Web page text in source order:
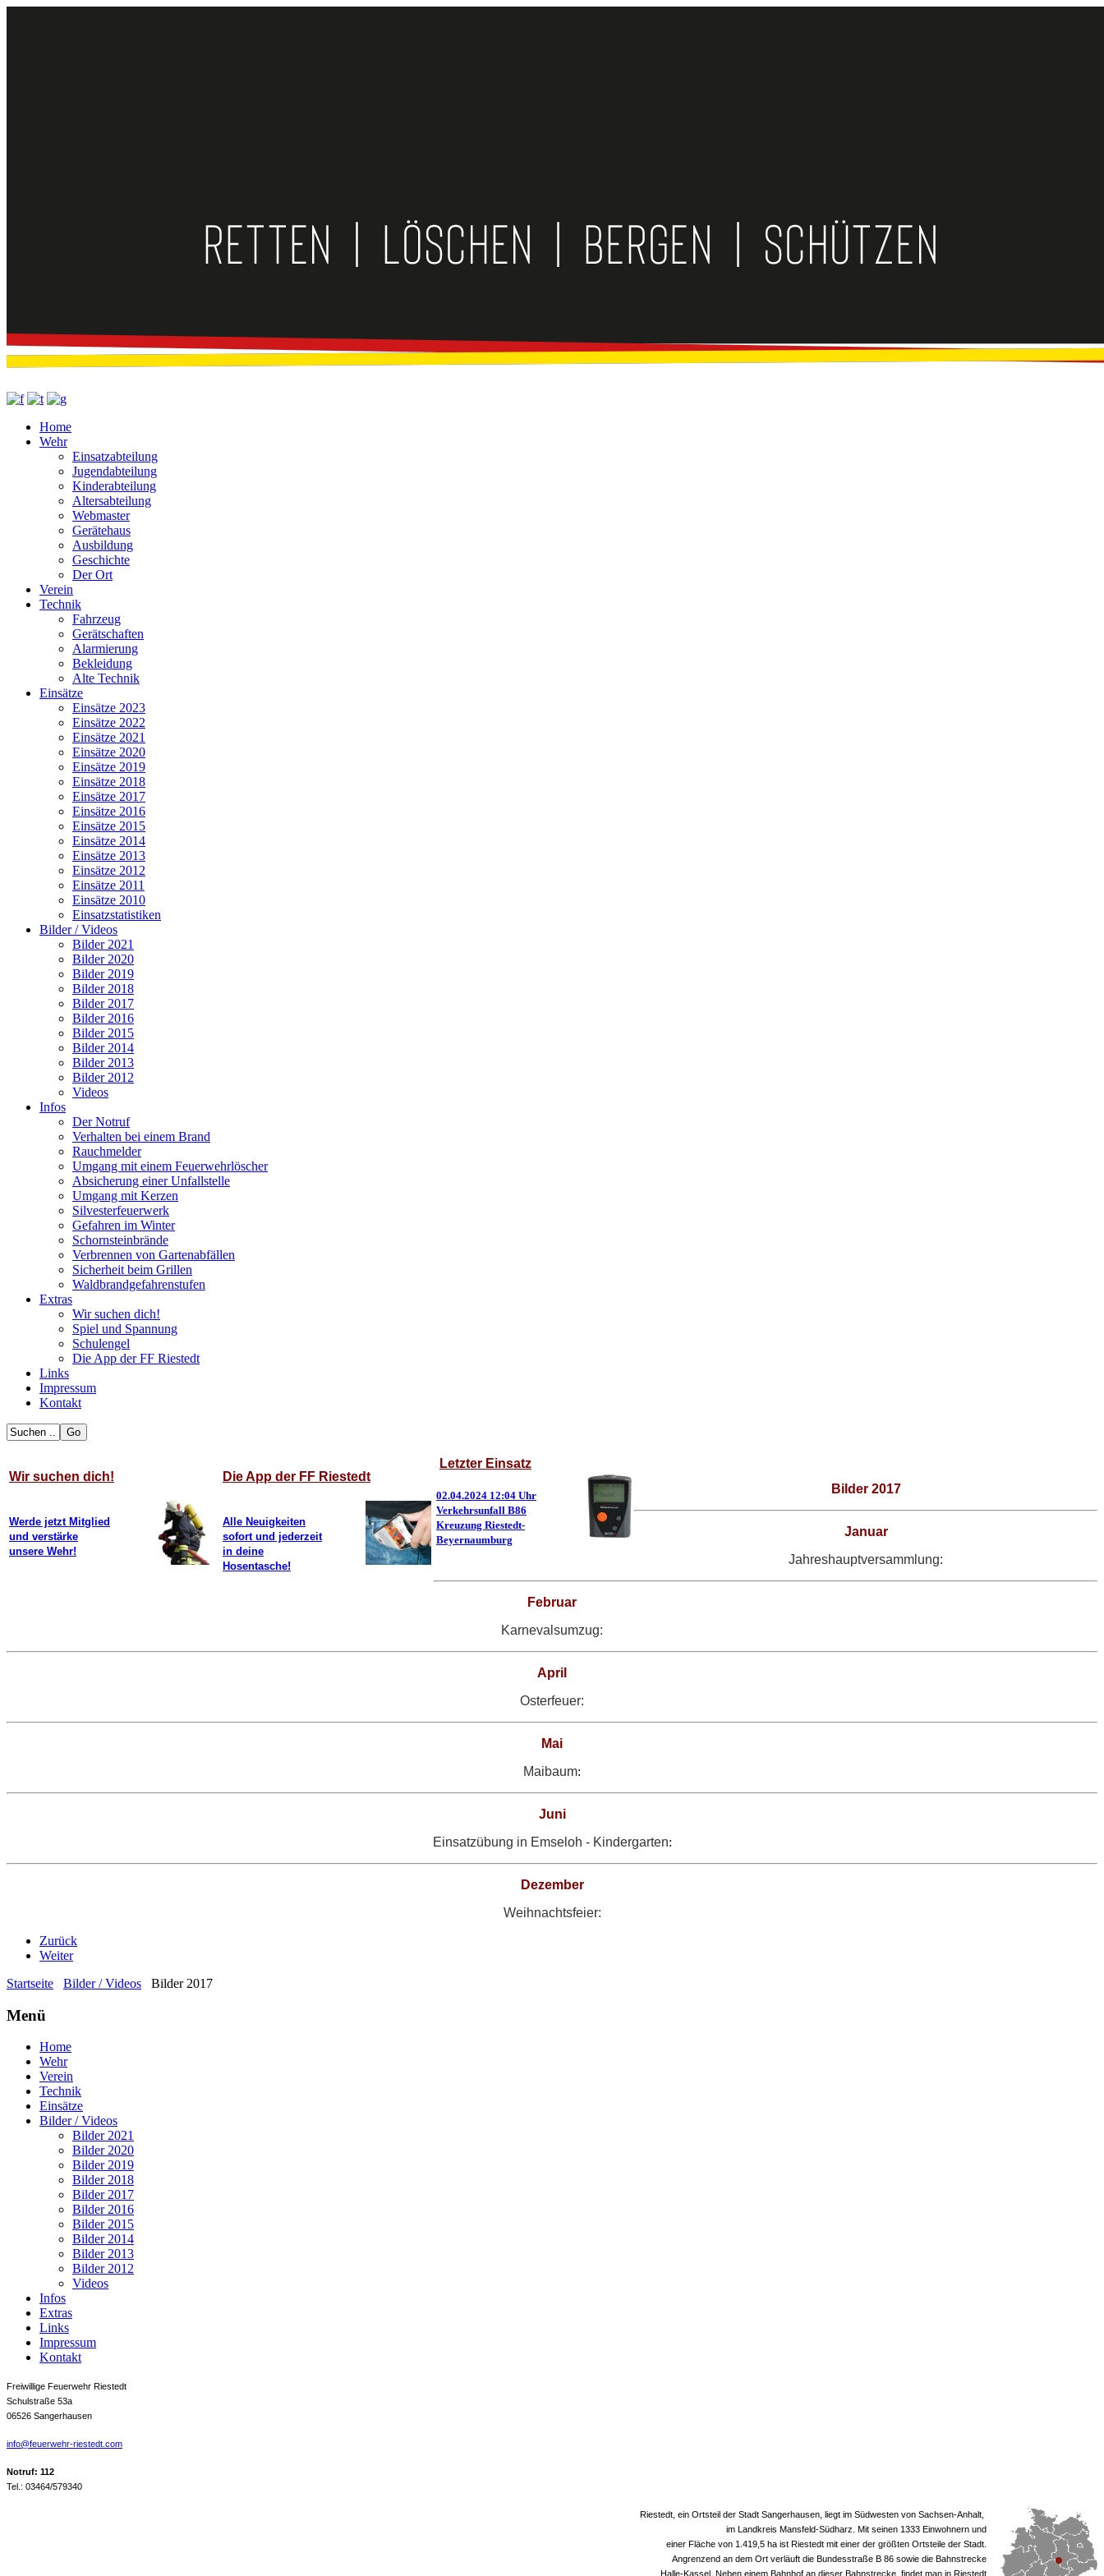
Home
Wehr
Einsatzabteilung
Jugendabteilung
Kinderabteilung
Altersabteilung
Webmaster
Gerätehaus
Ausbildung
Geschichte
Der Ort
Verein
Technik
Fahrzeug
Gerätschaften
Alarmierung
Bekleidung
Alte Technik
Einsätze
Einsätze 2023
Einsätze 2022
Einsätze 2021
Einsätze 2020
Einsätze 2019
Einsätze 2018
Einsätze 2017
Einsätze 2016
Einsätze 2015
Einsätze 2014
Einsätze 2013
Einsätze 2012
Einsätze 2011
Einsätze 2010
Einsatzstatistiken
Bilder / Videos
Bilder 2021
Bilder 2020
Bilder 2019
Bilder 2018
Bilder 2017
Bilder 2016
Bilder 2015
Bilder 2014
Bilder 2013
Bilder 2012
Videos
Infos
Der Notruf
Verhalten bei einem Brand
Rauchmelder
Umgang mit einem Feuerwehrlöscher
Absicherung einer Unfallstelle
Umgang mit Kerzen
Silvesterfeuerwerk
Gefahren im Winter
Schornsteinbrände
Verbrennen von Gartenabfällen
Sicherheit beim Grillen
Waldbrandgefahrenstufen
Extras
Wir suchen dich!
Spiel und Spannung
Schulengel
Die App der FF Riestedt
Links
Impressum
Kontakt
Wir suchen dich!
Werde jetzt Mitglied
und verstärke
unsere Wehr!
Die App der FF Riestedt
Alle Neuigkeiten
sofort und jederzeit
in deine
Hosentasche!
Letzter Einsatz
02.04.2024 12:04 Uhr
Verkehrsunfall B86
Kreuzung Riestedt-
Beyernaumburg
Bilder 2017
Januar
Jahreshauptversammlung:
Februar
Karnevalsumzug:
April
Osterfeuer:
Mai
Maibaum:
Juni
Einsatzübung in Emseloh - Kindergarten:
Dezember
Weihnachtsfeier:
Zurück
Weiter
Startseite
Bilder / Videos Bilder 2017
Menü
Home
Wehr
Verein
Technik
Einsätze
Bilder / Videos
Bilder 2021
Bilder 2020
Bilder 2019
Bilder 2018
Bilder 2017
Bilder 2016
Bilder 2015
Bilder 2014
Bilder 2013
Bilder 2012
Videos
Infos
Extras
Links
Impressum
Kontakt
Freiwillige Feuerwehr Riestedt
Schulstraße 53a
06526 Sangerhausen
info@feuerwehr-riestedt.com
Notruf: 112
Tel.: 03464/579340
Riestedt, ein Ortsteil der Stadt Sangerhausen, liegt im Südwesten von Sachsen-Anhalt,
im Landkreis Mansfeld-Südharz. Mit seinen 1333 Einwohnern und
einer Fläche von 1.419,5 ha ist Riestedt mit einer der größten Ortsteile der Stadt.
Angrenzend an dem Ort verläuft die Bundesstraße B 86 sowie die Bahnstrecke
Halle-Kassel. Neben einem Bahnhof an dieser Bahnstrecke, findet man in Riestedt